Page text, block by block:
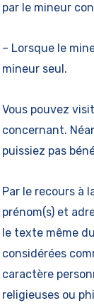
par le mineur
– Lorsque le
mineur seul.
Vous pouvez
concernant.
puissiez pas
Par le recours à
prénom(s) et
le texte même
considérées
caractère
religieuses ou